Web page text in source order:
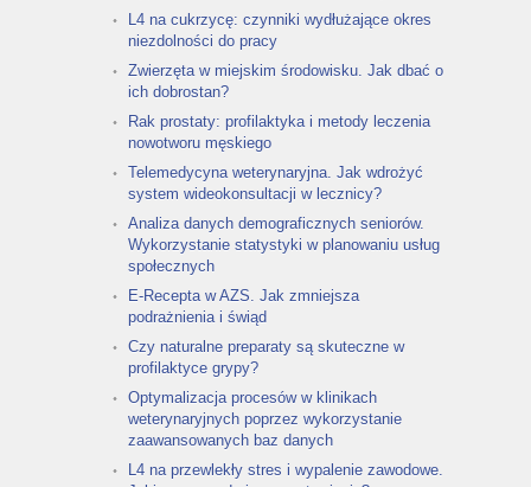
L4 na cukrzycę: czynniki wydłużające okres
niezdolności do pracy
Zwierzęta w miejskim środowisku. Jak dbać o
ich dobrostan?
Rak prostaty: profilaktyka i metody leczenia
nowotworu męskiego
Telemedycyna weterynaryjna. Jak wdrożyć
system wideokonsultacji w lecznicy?
Analiza danych demograficznych seniorów.
Wykorzystanie statystyki w planowaniu usług
społecznych
E-Recepta w AZS. Jak zmniejsza
podrażnienia i świąd
Czy naturalne preparaty są skuteczne w
profilaktyce grypy?
Optymalizacja procesów w klinikach
weterynaryjnych poprzez wykorzystanie
zaawansowanych baz danych
L4 na przewlekły stres i wypalenie zawodowe.